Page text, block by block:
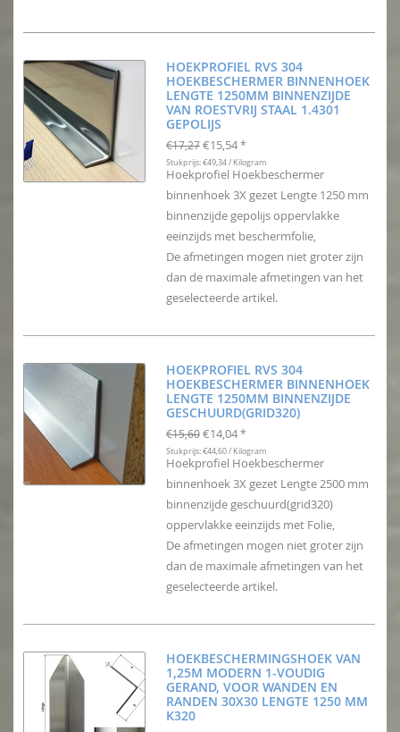
HOEKPROFIEL RVS 304
HOEKBESCHERMER BINNENHOEK
LENGTE 1250MM BINNENZIJDE
VAN ROESTVRIJ STAAL 1.4301
GEPOLIJS
€17,27 €15,54 *
Stukprijs: €49,34 / Kilogram
Hoekprofiel Hoekbeschermer
binnenhoek 3X gezet Lengte 1250 mm
binnenzijde gepolijs oppervlakke
eeinzijds met beschermfolie,
De afmetingen mogen niet groter zijn
dan de maximale afmetingen van het
geselecteerde artikel.
HOEKPROFIEL RVS 304
HOEKBESCHERMER BINNENHOEK
LENGTE 1250MM BINNENZIJDE
GESCHUURD(GRID320)
€15,60 €14,04 *
Stukprijs: €44,60 / Kilogram
Hoekprofiel Hoekbeschermer
binnenhoek 3X gezet Lengte 2500 mm
binnenzijde geschuurd(grid320)
oppervlakke eeinzijds met Folie,
De afmetingen mogen niet groter zijn
dan de maximale afmetingen van het
geselecteerde artikel.
HOEKBESCHERMINGSHOEK VAN
1,25M MODERN 1-VOUDIG
GERAND, VOOR WANDEN EN
RANDEN 30X30 LENGTE 1250 MM
K320